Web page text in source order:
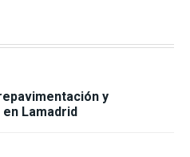
y
Lamadrid